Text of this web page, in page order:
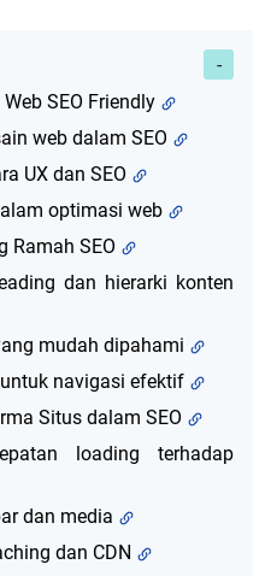
SEO Friendly
web dalam SEO
UX dan SEO
optimasi web
Ramah SEO
dan hierarki konten
mudah dipahami
navigasi efektif
Situs dalam SEO
loading terhadap
dan media
dan CDN